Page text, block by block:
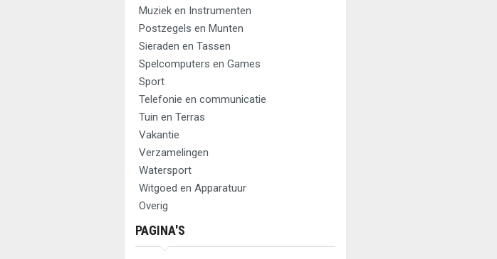
Muziek en Instrumenten
Postzegels en Munten
Sieraden en Tassen
Spelcomputers en Games
Sport
Telefonie en communicatie
Tuin en Terras
Vakantie
Verzamelingen
Watersport
Witgoed en Apparatuur
Overig
PAGINA'S